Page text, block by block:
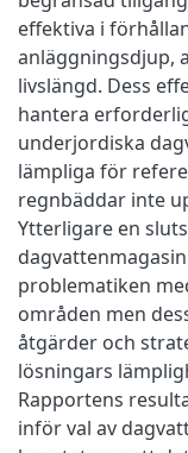
effektiva i
anläggningsdjup,
livslängd. Dess
hantera
underjordiska
lämpliga för
regnbäddar inte
Ytterligare en
problematiken
områden men
åtgärder och
lösningars
Rapportens
inför val av